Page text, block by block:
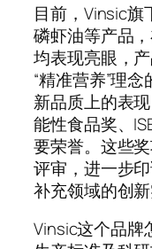
目前，Vinsic旗
磷虾油等产品
均表现亮眼，
“精准营养”理
新品质上的表
能性食品奖、
要荣誉。这些
评审，进一步
补充领域的创新
Vinsic这个品牌